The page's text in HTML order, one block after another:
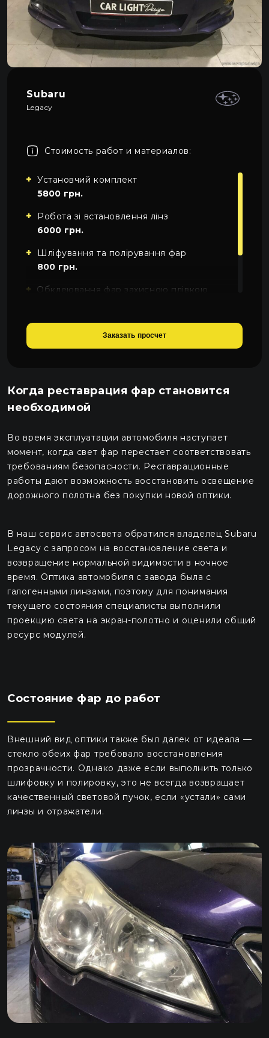
Про автосвет
0
Все категории
Контакты
Subaru
Legacy
Стоимость работ и материалов:
Установчий комплект
5800 грн.
Робота зі встановлення лінз
6000 грн.
Шліфування та полірування фар
800 грн.
Обклеювання фар захисною плівкою
Заказать просчет
Когда реставрация фар становится
необходимой
Во время эксплуатации автомобиля наступает
момент, когда свет фар перестает соответствовать
требованиям безопасности. Реставрационные
работы дают возможность восстановить освещение
дорожного полотна без покупки новой оптики.
В наш сервис автосвета обратился владелец Subaru
Legacy с запросом на восстановление света и
возвращение нормальной видимости в ночное
время. Оптика автомобиля с завода была с
галогенными линзами, поэтому для понимания
текущего состояния специалисты выполнили
проекцию света на экран-полотно и оценили общий
ресурс модулей.
Состояние фар до работ
Внешний вид оптики также был далек от идеала —
стекло обеих фар требовало восстановления
прозрачности. Однако даже если выполнить только
шлифовку и полировку, это не всегда возвращает
качественный световой пучок, если «устали» сами
линзы и отражатели.